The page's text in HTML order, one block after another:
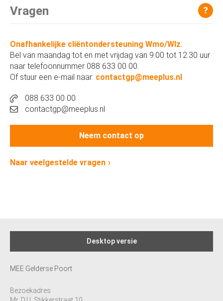
Vragen ?
Onafhankelijke cliëntondersteuning Wmo/Wlz:
Bel van maandag tot en met vrijdag van 9.00 tot 12.30 uur
naar telefoonnummer 088 633 00 00.
Of stuur een e-mail naar: contactgp@meeplus.nl
088 633 00 00
contactgp@meeplus.nl
Neem contact op
Naar veelgestelde vragen
Desktop versie
MEE Gelderse Poort
Bezoekadres